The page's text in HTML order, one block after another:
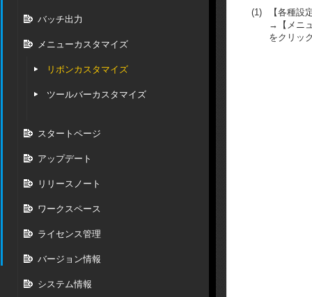
バッチ出力
メニューカスタマイズ
リボンカスタマイズ
ツールバーカスタマイズ
スタートページ
アップデート
リリースノート
ワークスペース
ライセンス管理
バージョン情報
システム情報
(1)
【各種設
→【メニ
をクリッ